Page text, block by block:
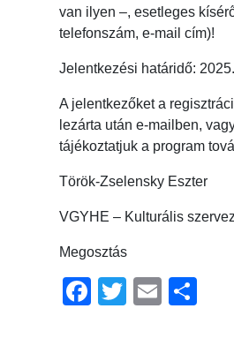
van ilyen –, esetleges
telefonszám, e-mail cím)!
Jelentkezési határidő:
A jelentkezőket a
lezárta után e-mailben,
tájékoztatjuk a program
Török-Zselensky Eszter
VGYHE – Kulturális
Megosztás
Facebook
TwitterEmail